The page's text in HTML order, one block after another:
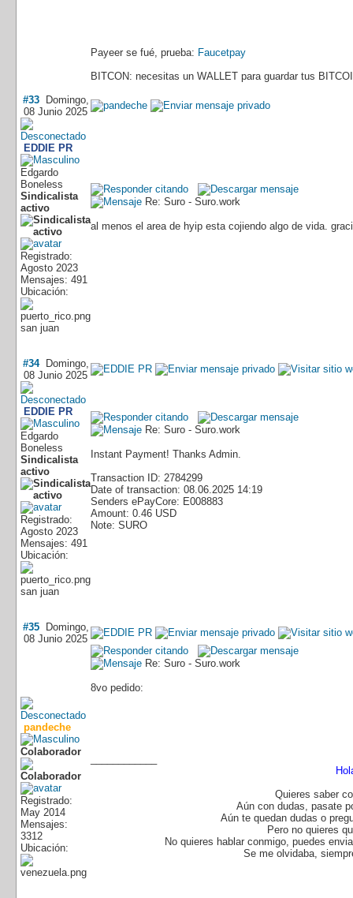
Payeer se fué, prueba: Faucetpay
BITCON: necesitas un WALLET para guardar tus
#33Domingo,
08 Junio 2025
EDDIE PR
Edgardo
Boneless
Sindicalista
activo
Registrado:
Agosto 2023
Mensajes: 491
Ubicación:
san juan
Re: Suro - Suro.work
al menos el area de hyip esta cojiendo algo de vida.
#34Domingo,
08 Junio 2025
EDDIE PR
Edgardo
Boneless
Sindicalista
activo
Registrado:
Agosto 2023
Mensajes: 491
Ubicación:
san juan
Re: Suro - Suro.work
Instant Payment! Thanks Admin.
Transaction ID: 2784299
Date of transaction: 08.06.2025 14:19
Senders ePayCore: E008883
Amount: 0.46 USD
Note: SURO
#35Domingo,
08 Junio 2025
pandeche
Colaborador
Registrado:
May 2014
Mensajes:
3312
Ubicación:
Re: Suro - Suro.work
8vo pedido:
Quieres saber
Aún con dudas, pasate
Aún te quedan dudas o
Pero no quieres
No quieres hablar conmigo, puedes
Se me olvidaba,